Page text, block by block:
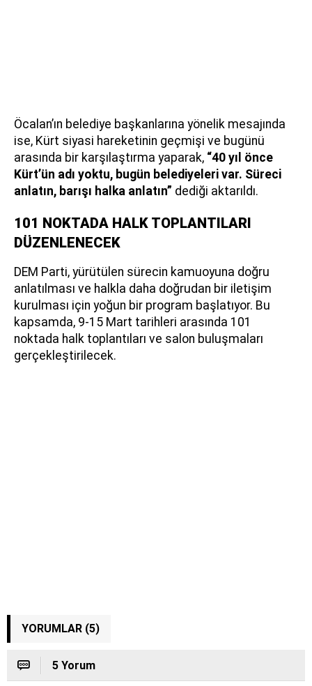
Öcalan’ın belediye başkanlarına yönelik mesajında
ise, Kürt siyasi hareketinin geçmişi ve bugünü
arasında bir karşılaştırma yaparak, “40 yıl önce
Kürt’ün adı yoktu, bugün belediyeleri var. Süreci
anlatın, barışı halka anlatın” dediği aktarıldı.
101 NOKTADA HALK TOPLANTILARI
DÜZENLENECEK
DEM Parti, yürütülen sürecin kamuoyuna doğru
anlatılması ve halkla daha doğrudan bir iletişim
kurulması için yoğun bir program başlatıyor. Bu
kapsamda, 9-15 Mart tarihleri arasında 101
noktada halk toplantıları ve salon buluşmaları
gerçekleştirilecek.
YORUMLAR (5)
5 Yorum